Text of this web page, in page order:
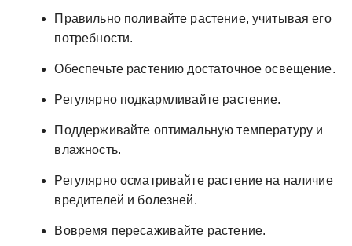
Правильно поливайте растение, учитывая его
потребности.
Обеспечьте растению достаточное освещение.
Регулярно подкармливайте растение.
Поддерживайте оптимальную температуру и
влажность.
Регулярно осматривайте растение на наличие
вредителей и болезней.
Вовремя пересаживайте растение.